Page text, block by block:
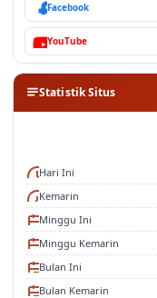
Facebook
YouTube
Statistik Situs
Hari Ini
Kemarin
Minggu Ini
Minggu Kemarin
Bulan Ini
Bulan Kemarin